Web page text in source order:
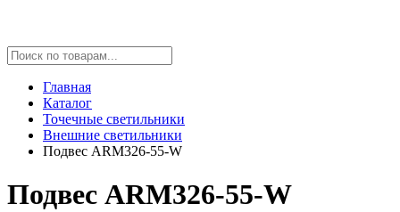
Главная
Каталог
Точечные светильники
Внешние светильники
Подвес ARM326-55-W
Подвес ARM326-55-W